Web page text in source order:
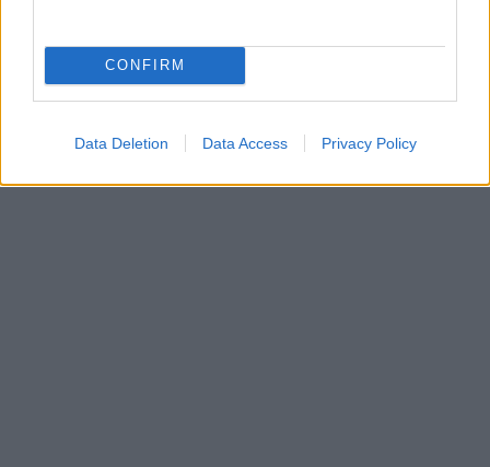
CONFIRM
Data Deletion Data Access Privacy Policy
τους ένα θέαμα που μόνο πόλη δεν θυμίζει!